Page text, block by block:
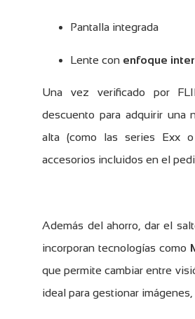
Pantalla integrada
Lente con enfoque
Una vez verificado por
descuento para adquirir una
alta (como las series Exx
accesorios incluidos en el
Además del ahorro, dar el
incorporan tecnologías como
que permite cambiar entre
ideal para gestionar